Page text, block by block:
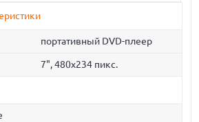
портативный DVD-плеер
7", 480x234 пикс.